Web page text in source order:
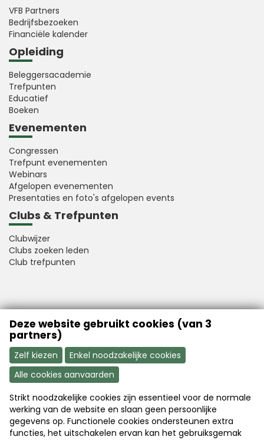
VFB Partners
Bedrijfsbezoeken
Financiële kalender
Opleiding
Beleggersacademie
Trefpunten
Educatief
Boeken
Evenementen
Congressen
Trefpunt evenementen
Webinars
Afgelopen evenementen
Presentaties en foto's afgelopen events
Clubs & Trefpunten
Clubwijzer
Clubs zoeken leden
Club trefpunten
VFB is a member of Better Finance
Aanmelden Word nu lid
Deze website gebruikt cookies (van 3
partners)
Zelf kiezen
Enkel noodzakelijke cookies
Alle cookies aanvaarden
Strikt noodzakelijke cookies zijn essentieel voor de normale
werking van de website en slaan geen persoonlijke
gegevens op. Functionele cookies ondersteunen extra
functies, het uitschakelen ervan kan het gebruiksgemak